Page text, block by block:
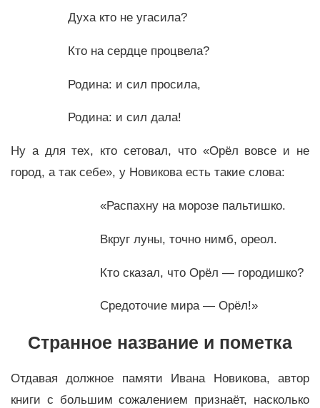
Духа кто не угасила?
Кто на сердце процвела?
Родина: и сил просила,
Родина: и сил дала!
Ну а для тех, кто сетовал, что «Орёл вовсе и не
город, а так себе», у Новикова есть такие слова:
«Распахну на морозе пальтишко.
Вкруг луны, точно нимб, ореол.
Кто сказал, что Орёл — городишко?
Средоточие мира — Орёл!»
Странное название и пометка
Отдавая должное памяти Ивана Новикова, автор
книги с большим сожалением признаёт, насколько